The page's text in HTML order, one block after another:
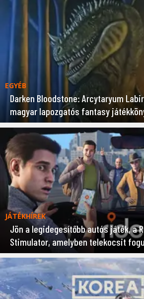
EGYÉB
Darken Bloodstone: Arcytaryum
magyar lapozgatós fantasy
JÁTÉKHÍREK
Jön a legidegesítőbb autós játék, a
Stimulator, amelyben telekocsit